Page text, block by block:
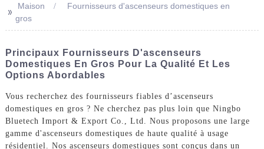
>> Maison
Fournisseurs d'ascenseurs domestiques en
gros
Principaux Fournisseurs D'ascenseurs
Domestiques En Gros Pour La Qualité Et Les
Options Abordables
Vous recherchez des fournisseurs fiables d’ascenseurs
domestiques en gros ? Ne cherchez pas plus loin que Ningbo
Bluetech Import & Export Co., Ltd. Nous proposons une large
gamme d'ascenseurs domestiques de haute qualité à usage
résidentiel. Nos ascenseurs domestiques sont conçus dans un